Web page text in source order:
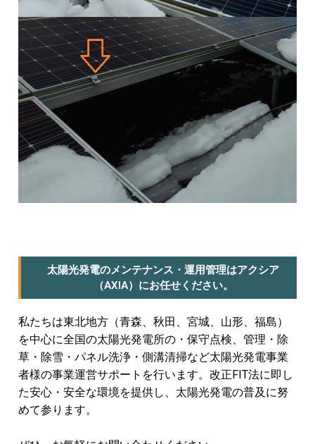
太陽光発電のメンテナンス・運用管理はアクシア
（AXIA）にお任せください。
私たちは東北地方（青森、秋田、宮城、山形、福島）
を中心に全国の太陽光発電所の・保守点検、管理・除
草・除雪・パネル洗浄・側溝清掃など太陽光発電事業
者様の事業運営サポートを行います。改正FIT法に即し
た安心・安全な環境を提供し、太陽光発電の普及に努
めて参ります。